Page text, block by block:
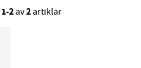
1-2av2artiklar